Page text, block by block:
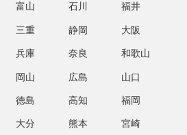
富山 石川 福井
三重 静岡 大阪
兵庫 奈良 和歌山
岡山 広島 山口
徳島 高知 福岡
大分 熊本 宮崎